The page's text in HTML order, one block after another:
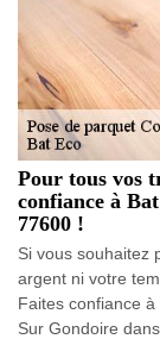
Pour tous vos
confiance à
77600 !
Si vous souhaitez
argent ni votre
Faites confiance
Sur Gondoire